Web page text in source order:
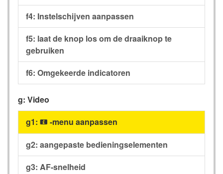
f4: Instelschijven aanpassen
f5: laat de knop los om de draaiknop te
gebruiken
f6: Omgekeerde indicatoren
g: Video
g1: i -menu aanpassen
g2: aangepaste bedieningselementen
g3: AF-snelheid